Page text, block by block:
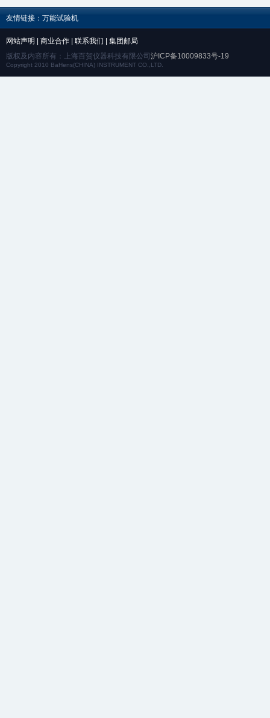
友情链接： 万能试验机
网站声明 商业合作 联系我们
集团邮局
版权及内容所有：上海百贺仪器科技有限公司 沪ICP备10009833号-19
Copyright 2010 BaHens(CHINA) INSTRUMENT CO.,LTD.